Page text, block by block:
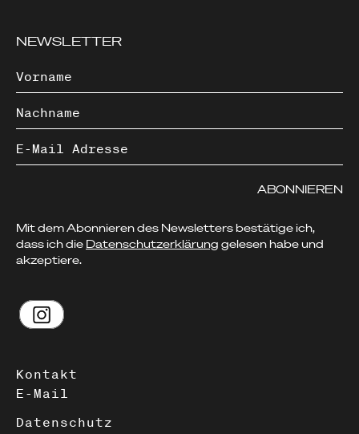
NEWSLETTER
ABONNIEREN
Mit dem Abonnieren des Newsletters bestätige ich,
dass ich die Datenschutzerklärung gelesen habe und
akzeptiere.
Kontakt
E-Mail
Datenschutz